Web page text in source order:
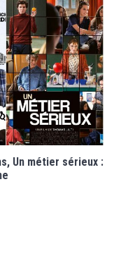
Un métier sérieux :